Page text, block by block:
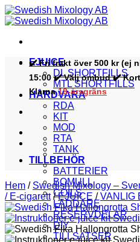
Skip
to
EJUICE
DL SHORTFILLS
MTL SHORTFILLS
HÅRDVARA
RDA
KIT
MOD
RTA
TANK
TILLBEHÖR
BATTERIER
BOMULL
COILS
LADDARE
RESERVDELAR
DIY
TILLSATSER
✔️ Fri frakt över 500 kr (ej
15:00 ✔️ Välj ombud ✔️
Klarna18-årsgräns
Hem / Swedish Mixology –
/ E-cigarett / EJUICE / VANLIG